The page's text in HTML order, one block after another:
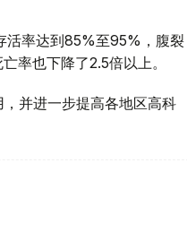
活率达到85%至95%，腹裂
率也下降了2.5倍以上。
并进一步提高各地区高科